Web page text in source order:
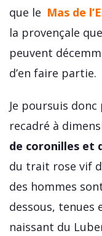
que le Mas de
la provençale
peuvent
d’en faire partie.
Je poursuis
recadré à
de coronilles et
du trait rose vif
des hommes
dessous, tenues
naissant du